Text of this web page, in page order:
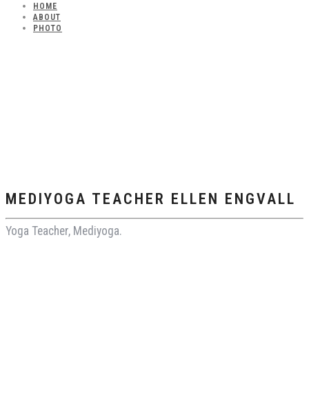
HOME
ABOUT
PHOTO
MEDIYOGA TEACHER ELLEN ENGVALL
Yoga Teacher, Mediyoga.